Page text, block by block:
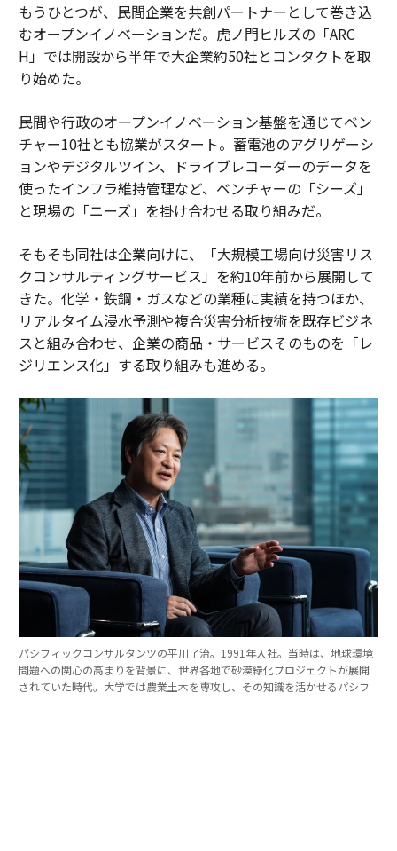
もうひとつが、民間企業を共創パートナーとして巻き込
むオープンイノベーションだ。虎ノ門ヒルズの「ARC
H」では開設から半年で大企業約50社とコンタクトを取
り始めた。
民間や行政のオープンイノベーション基盤を通じてベン
チャー10社とも協業がスタート。蓄電池のアグリゲーシ
ョンやデジタルツイン、ドライブレコーダーのデータを
使ったインフラ維持管理など、ベンチャーの「シーズ」
と現場の「ニーズ」を掛け合わせる取り組みだ。
そもそも同社は企業向けに、「大規模工場向け災害リス
クコンサルティングサービス」を約10年前から展開して
きた。化学・鉄鋼・ガスなどの業種に実績を持つほか、
リアルタイム浸水予測や複合災害分析技術を既存ビジネ
スと組み合わせ、企業の商品・サービスそのものを「レ
ジリエンス化」する取り組みも進める。
パシフィックコンサルタンツの平川了治。1991年入社。当時は、地球環境
問題への関心の高まりを背景に、世界各地で砂漠緑化プロジェクトが展開
されていた時代。大学では農業土木を専攻し、その知識を活かせるパシフ